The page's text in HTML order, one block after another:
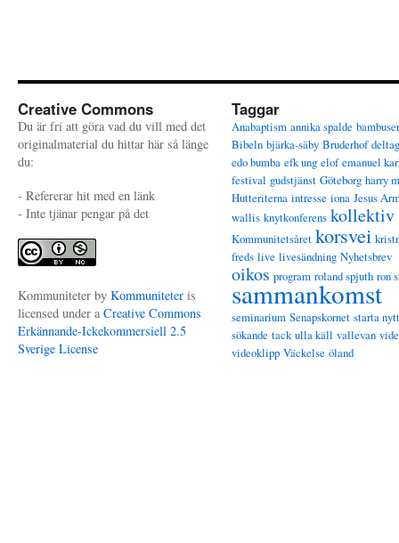
Creative Commons
Du är fri att göra vad du vill med det
originalmaterial du hittar här så länge
du:
- Refererar hit med en länk
- Inte tjänar pengar på det
Kommuniteter by Kommuniteter is
licensed under a Creative Commons
Erkännande-Ickekommersiell 2.5
Sverige License
Taggar
Anabaptism annika spalde bambuser
Bibeln bjärka-säby Bruderhof
edo bumba efk ung elof emanuel
festival gudstjänst Göteborg harry
Hutteriterna intresse iona Jesus
wallis knytkonferens kollektiv
Kommunitetsåret korsvei
freds live livesändning Nyhetsbrev
oikos program roland spjuth ron
sammankomst
seminarium Senapskornet starta nytt
sökande tack ulla käll vallevan
videoklipp Väckelse öland